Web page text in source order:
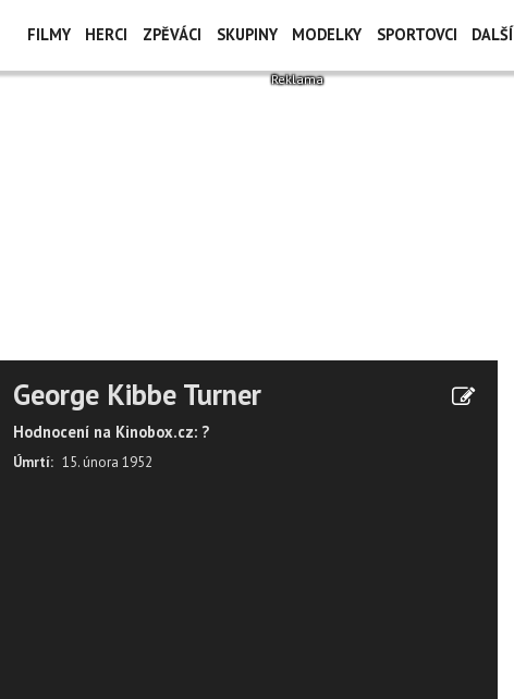
FILMY HERCI ZPĚVÁCI SKUPINY MODELKY SPORTOVCI DALŠÍ
George Kibbe Turner
Hodnocení na Kinobox.cz: ?
Úmrtí: 15. února 1952